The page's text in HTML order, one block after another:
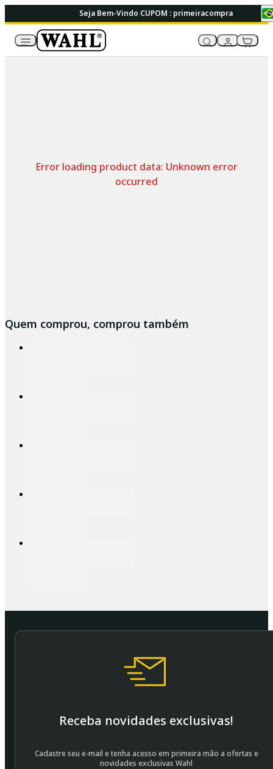
Seja Bem-Vindo CUPOM : primeiracompra
Error loading product data: Unknown error
occurred
Quem comprou, comprou também
Receba novidades exclusivas!
Cadastre seu e-mail e tenha acesso em primeira mão a ofertas e
novidades exclusivas Wahl